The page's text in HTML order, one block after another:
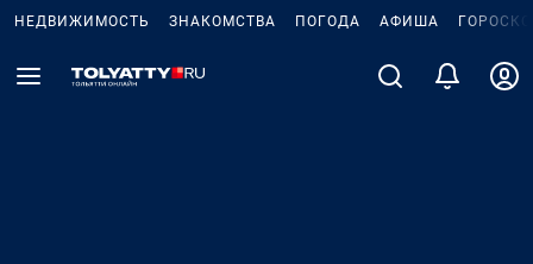
НЕДВИЖИМОСТЬ ЗНАКОМСТВА ПОГОДА АФИША